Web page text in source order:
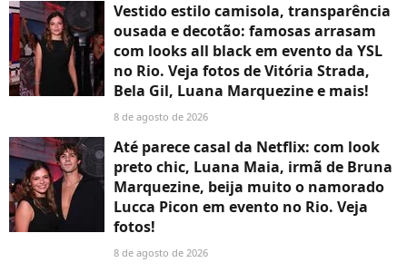
Vestido estilo camisola, transparência
ousada e decotão: famosas arrasam
com looks all black em evento da YSL
no Rio. Veja fotos de Vitória Strada,
Bela Gil, Luana Marquezine e mais!
8 de agosto de 2026
Até parece casal da Netflix: com look
preto chic, Luana Maia, irmã de Bruna
Marquezine, beija muito o namorado
Lucca Picon em evento no Rio. Veja
fotos!
8 de agosto de 2026